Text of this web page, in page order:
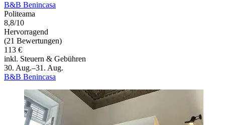
B&B Benincasa
Politeama
8,8/10
Hervorragend
(21 Bewertungen)
113 €
inkl. Steuern & Gebühren
30. Aug.–31. Aug.
B&B Benincasa